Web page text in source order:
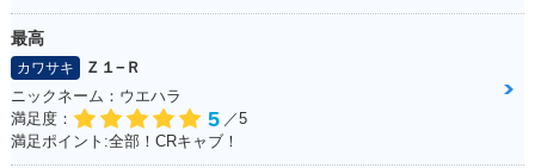
最高
カワサキ
Ｚ１−Ｒ
ニックネーム：ウエハラ
満足度：
5 ／5
満足ポイント:全部！CRキャブ！